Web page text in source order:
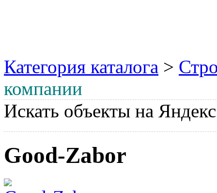
Категория каталога >
компании
Искать объекты на
Good‑Zabor